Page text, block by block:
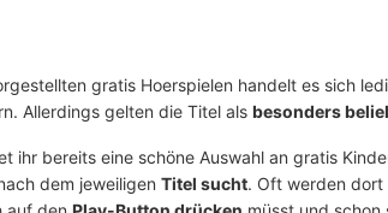
gratis Hoerspielen handelt es sich
Allerdings gelten die Titel als besonders
ihr bereits eine schöne Auswahl an gratis
dem jeweiligen Titel sucht. Oft werden dort